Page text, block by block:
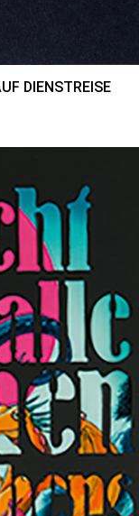
DIENSTREISE